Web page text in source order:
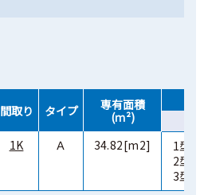
間取り タイプ
専有面積
(ｍ²)
1K Ａ 34.82[m2]
1型
2型
3型